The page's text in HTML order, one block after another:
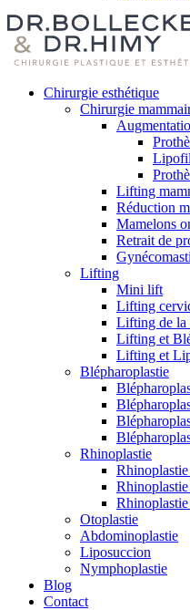
Chirurgie esthétique
Chirurgie
Lifting
Réduction
Mamelons
Retrait de
Lifting
Mini lift
Lifting
Lifting de la
Lifting et
Lifting et
Blépharoplastie
Rhinoplastie
Otoplastie
Abdominoplastie
Liposuccion
Nymphoplastie
Blog
Contact